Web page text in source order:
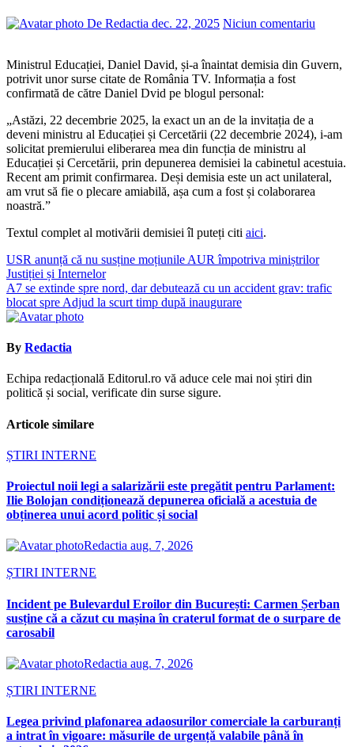
De Redactia dec. 22, 2025 Niciun comentariu
Ministrul Educației, Daniel David, și-a înaintat demisia din Guvern,
potrivit unor surse citate de România TV. Informația a fost
confirmată de către Daniel Dvid pe blogul personal:
„Astăzi, 22 decembrie 2025, la exact un an de la invitația de a
deveni ministru al Educației și Cercetării (22 decembrie 2024), i-am
solicitat premierului eliberarea mea din funcția de ministru al
Educației și Cercetării, prin depunerea demisiei la cabinetul acestuia.
Recent am primit confirmarea. Deși demisia este un act unilateral,
am vrut să fie o plecare amiabilă, așa cum a fost și colaborarea
noastră.”
Textul complet al motivării demisiei îl puteți citi aici.
Navigare
în
articole
USR anunță că nu susține moțiunile AUR împotriva miniștrilor
Justiției și Internelor
A7 se extinde spre nord, dar debutează cu un accident grav: trafic
blocat spre Adjud la scurt timp după inaugurare
By Redactia
Echipa redacțională Editorul.ro vă aduce cele mai noi știri din
politică și social, verificate din surse sigure.
Articole similare
ȘTIRI INTERNE
Proiectul noii legi a salarizării este pregătit pentru Parlament:
Ilie Bolojan condiționează depunerea oficială a acestuia de
obținerea unui acord politic și social
Redactia aug. 7, 2026
ȘTIRI INTERNE
Incident pe Bulevardul Eroilor din București: Carmen Șerban
susține că a căzut cu mașina în craterul format de o surpare de
carosabil
Redactia aug. 7, 2026
ȘTIRI INTERNE
Legea privind plafonarea adaosurilor comerciale la carburanți
a intrat în vigoare: măsurile de urgență valabile până în